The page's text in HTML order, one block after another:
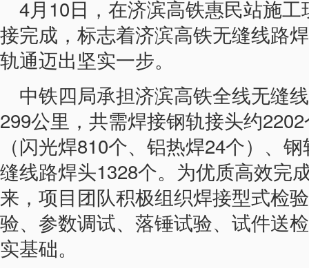
4月10日，在济滨高铁惠民站施
接完成，标志着济滨高铁无缝线路
轨通迈出坚实一步。
中铁四局承担济滨高铁全线无缝
299公里，共需焊接钢轨接头约
（闪光焊810个、铝热焊24个）、
缝线路焊头1328个。为优质高效完
来，项目团队积极组织焊接型式检
验、参数调试、落锤试验、试件送
实基础。